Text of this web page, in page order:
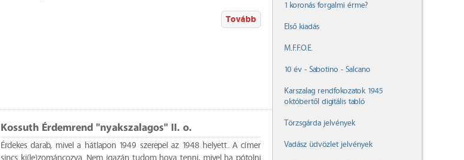
Tovább
Kossuth Érdemrend "nyakszalagos" II. o.
Érdekes darab, mivel a hátlapon 1949 szerepel az 1948 helyett. A címer
sincs ki(le)zománcozva. Nem igazán tudom hova tenni, mivel ha pótolni
1 koronás forgalmi érme?
Első kiadás
M.F.F.O.E.
10 év - Sabotino - Salcano
Karszalag rendfokozatok 1945
októbertől digitális tabló
Törzsgárda jelvények
Vadász üdvözlet jelvények